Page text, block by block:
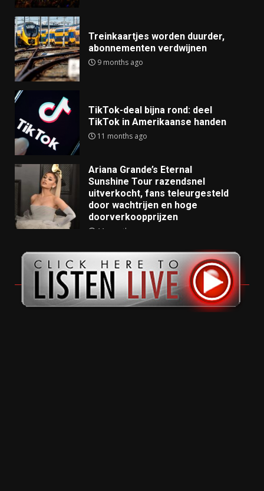
Treinkaartjes worden duurder,
abonnementen verdwijnen
9 months ago
TikTok-deal bijna rond: deel
TikTok in Amerikaanse handen
11 months ago
Ariana Grande’s Eternal
Sunshine Tour razendsnel
uitverkocht, fans teleurgesteld
door wachtrijen en hoge
doorverkoopprijzen
11 months ago